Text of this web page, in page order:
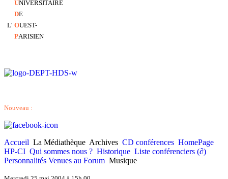
UNIVERSITAIRE
DE
L' OUEST-
PARISIEN
Nouveau :
Accueil La Médiathèque Archives CD conférences HomePage
HP-CI Qui sommes nous ? Historique Liste conférenciers (∂)
Personnalités Venues au Forum Musique